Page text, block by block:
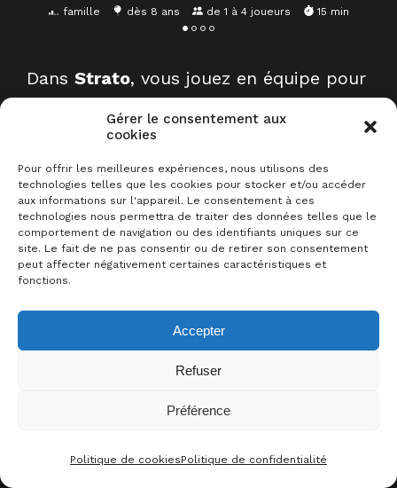
Gérer le consentement aux
cookies
Pour offrir les meilleures expériences, nous utilisons des
technologies telles que les cookies pour stocker et/ou accéder
aux informations sur l'appareil. Le consentement à ces
technologies nous permettra de traiter des données telles que le
comportement de navigation ou des identifiants uniques sur ce
site. Le fait de ne pas consentir ou de retirer son consentement
peut affecter négativement certaines caractéristiques et
fonctions.
Accepter
Refuser
Préférence
Politique de cookiesPolitique de confidentialité
famille dès 8 ans de 1 à 4 joueurs 15 min
Dans Strato, vous jouez en équipe pour
surmonter les défis de plus en plus
complexes du jeu. Jonglez avec les
données avant de manquer de cartes.
Plus en détail, vous placez à tour de
rôle une carte sur la table et activez
son effet respectif. Vous pouvez
déplacer les cartes déjà présentes pour
les placer au bon endroit, mais si vous
ne maîtrisez pas les éléments, les
CONTACT